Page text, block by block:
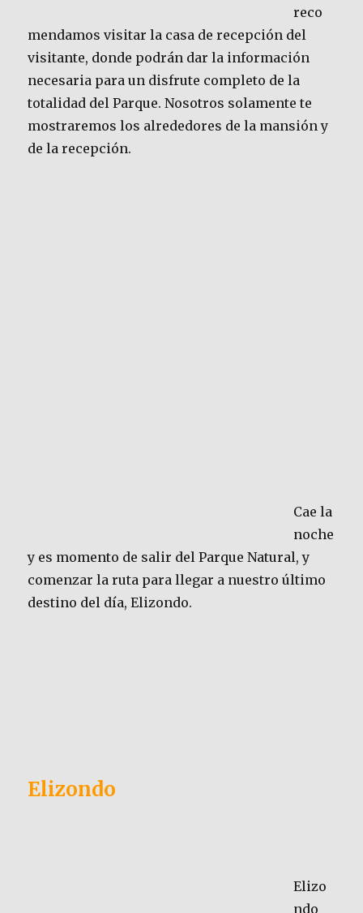
reco
mendamos visitar la casa de recepción del
visitante, donde podrán dar la información
necesaria para un disfrute completo de la
totalidad del Parque. Nosotros solamente te
mostraremos los alrededores de la mansión y
de la recepción.
Cae la
noche
y es momento de salir del Parque Natural, y
comenzar la ruta para llegar a nuestro último
destino del día, Elizondo.
Elizondo
Elizo
ndo